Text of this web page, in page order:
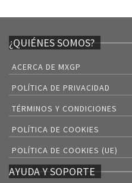
¿QUIÉNES SOMOS?
ACERCA DE MXGP
POLÍTICA DE PRIVACIDAD
TÉRMINOS Y CONDICIONES
POLÍTICA DE COOKIES
POLÍTICA DE COOKIES (UE)
AYUDA Y SOPORTE